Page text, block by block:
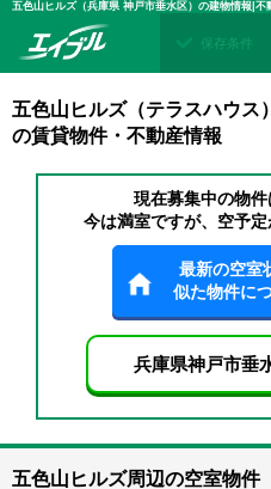
五色山ヒルズ（兵庫県 神戸市垂水区）の建物情報|
保存条件
五色山ヒルズ（テラスハウス
の賃貸物件・不動産情報
現在募集中の物件
今は満室ですが、空予定
最新の空室
似た物件に
兵庫県神戸市垂
五色山ヒルズ周辺の空室物件